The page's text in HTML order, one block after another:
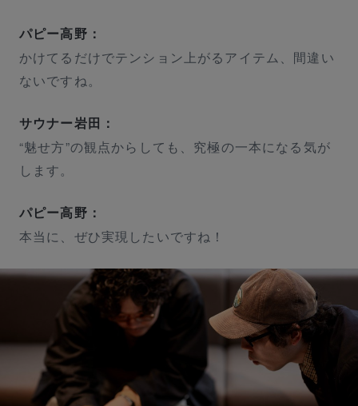
パピー高野：
かけてるだけでテンション上がるアイテム、間違い
ないですね。
サウナー岩田：
“魅せ方”の観点からしても、究極の一本になる気が
します。
パピー高野：
本当に、ぜひ実現したいですね！